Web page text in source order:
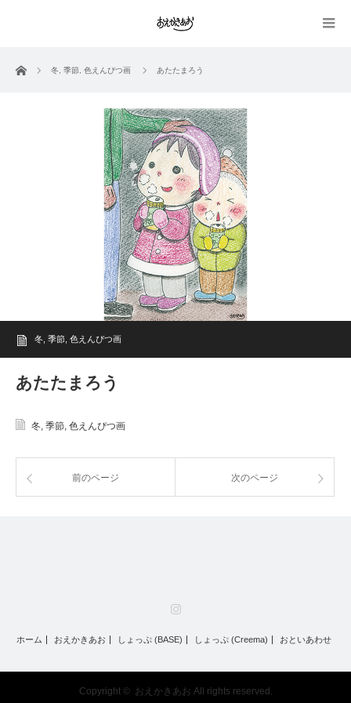
ホーム 冬 季節 色えんぴつ画 あたたまろう
冬 季節 色えんぴつ画
あたたまろう
冬, 季節, 色えんぴつ画
前のページ 次のページ
ホーム おえかきあお しょっぷ (BASE) しょっぷ (Creema) おといあわせ
Copyright © おえかきあお All rights reserved.